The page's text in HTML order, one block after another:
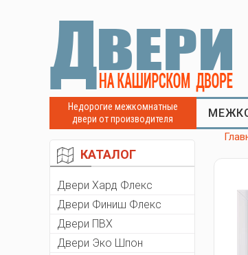
Недорогие межкомнатные
двери от производителя
КАТАЛОГ
Двери Хард Флекс
Двери Финиш Флекс
Двери ПВХ
Двери Эко Шпон